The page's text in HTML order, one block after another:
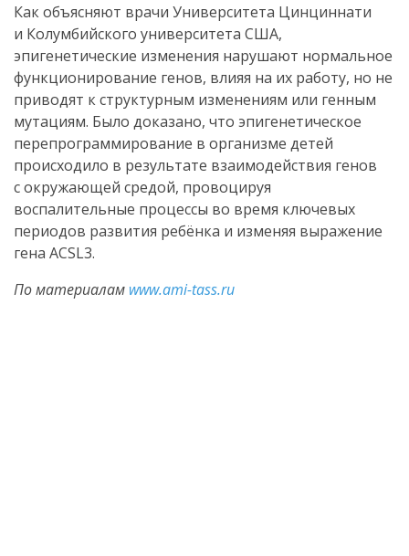
Как объясняют врачи Университета Цинциннати
и Колумбийского университета США,
эпигенетические изменения нарушают нормальное
функционирование генов, влияя на их работу, но не
приводят к структурным изменениям или генным
мутациям. Было доказано, что эпигенетическое
перепрограммирование в организме детей
происходило в результате взаимодействия генов
с окружающей средой, провоцируя
воспалительные процессы во время ключевых
периодов развития ребёнка и изменяя выражение
гена ACSL3.
По материалам www.ami-tass.ru